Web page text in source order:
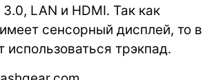
LAN и HDMI. Так как
сенсорный дисплей, то в
использоваться трэкпад.